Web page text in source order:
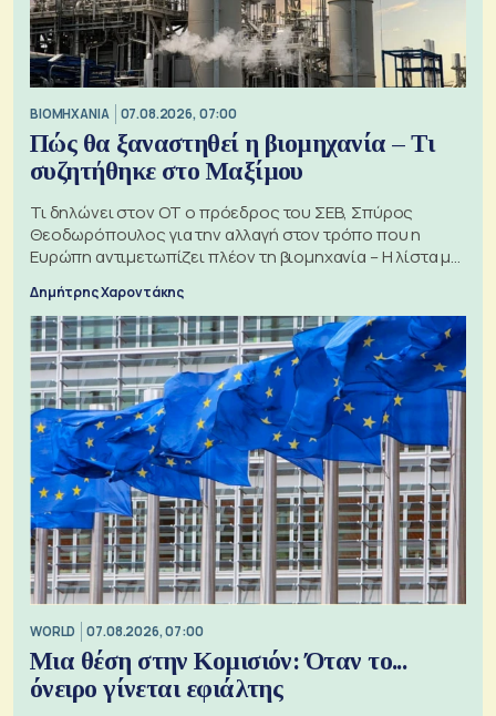
ΒΙΟΜΗΧΑΝΙΑ 07.08.2026, 07:00
Πώς θα ξαναστηθεί η βιομηχανία – Τι
συζητήθηκε στο Μαξίμου
Τι δηλώνει στον ΟΤ ο πρόεδρος του ΣΕΒ, Σπύρος
Θεοδωρόπουλος για την αλλαγή στον τρόπο που η
Ευρώπη αντιμετωπίζει πλέον τη βιομηχανία – Η λίστα με
Δημήτρης Χαροντάκης
WORLD 07.08.2026, 07:00
Μια θέση στην Κομισιόν: Όταν το...
όνειρο γίνεται εφιάλτης